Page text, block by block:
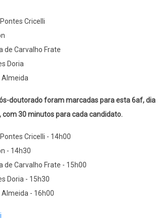
Cricelli
de Carvalho Frate
Doria
Almeida
doutorado foram marcadas para esta 6af, dia
com 30 minutos para cada candidato.
Cricelli - 14h00
- 14h30
de Carvalho Frate - 15h00
Doria - 15h30
- 16h00